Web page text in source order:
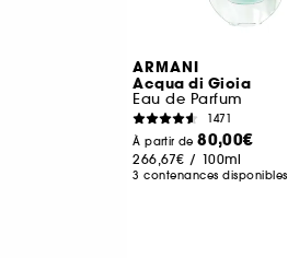
ARMANI
Acqua di Gioia
Eau de Parfum
1471
À partir de80,00€
266,67€ / 100ml
3 contenances disponibles